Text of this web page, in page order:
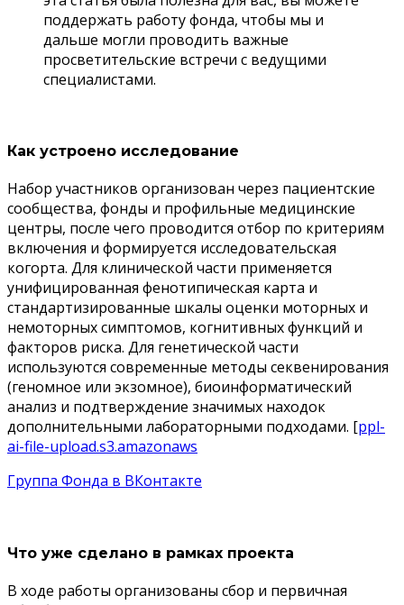
поддержать работу фонда, чтобы мы и
дальше могли проводить важные
просветительские встречи с ведущими
специалистами.
Как устроено исследование
Набор участников организован через пациентские
сообщества, фонды и профильные медицинские
центры, после чего проводится отбор по критериям
включения и формируется исследовательская
когорта. Для клинической части применяется
унифицированная фенотипическая карта и
стандартизированные шкалы оценки моторных и
немоторных симптомов, когнитивных функций и
факторов риска. Для генетической части
используются современные методы секвенирования
(геномное или экзомное), биоинформатический
анализ и подтверждение значимых находок
дополнительными лабораторными подходами. [ppl-
ai-file-upload.s3.amazonaws
Группа Фонда в ВКонтакте
Что уже сделано в рамках проекта
В ходе работы организованы сбор и первичная